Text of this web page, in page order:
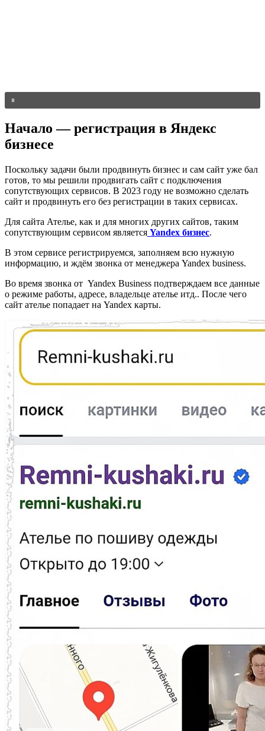
Начало — регистрация в Яндекс
бизнесе
Поскольку задачи были продвинуть бизнес и сам сайт уже бал
готов, то мы решили продвигать сайт с подключения
сопутствующих сервисов. В 2023 году не возможно сделать
сайт и продвинуть его без регистрации в таких сервисах.
Для сайта Ателье, как и для многих других сайтов, таким
сопутствующим сервисом является Yandex бизнес.
В этом сервисе регистрируемся, заполняем всю нужную
информацию, и ждём звонка от менеджера Yandex business.
Во время звонка от Yandex Business подтверждаем все данные
о режиме работы, адресе, владельце ателье итд.. После чего
сайт ателье попадает на Yandex карты.